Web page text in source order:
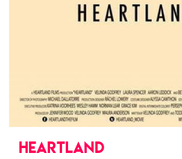
HEARTLAND